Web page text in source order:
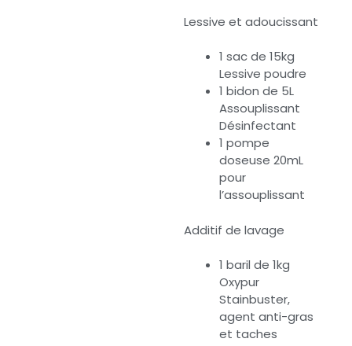
Lessive et adoucissant
1 sac de 15kg
Lessive poudre
1 bidon de 5L
Assouplissant
Désinfectant
1 pompe
doseuse 20mL
pour
l’assouplissant
Additif de lavage
1 baril de 1kg
Oxypur
Stainbuster,
agent anti-gras
et taches